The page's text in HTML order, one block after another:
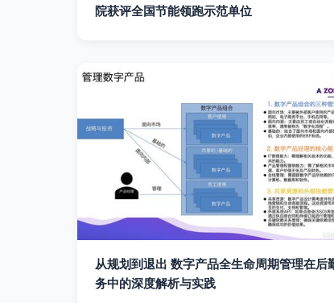
院获评全国节能领跑示范单位
从规划到退出 数字产品全生命周期管理在后
务中的深度解析与实践